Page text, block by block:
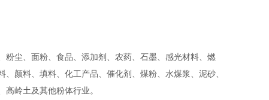
尘、面粉、食品、添加剂、农药、石墨、感光材料、燃
颜料、填料、化工产品、催化剂、煤粉、水煤浆、泥砂、
岭土及其他粉体行业。